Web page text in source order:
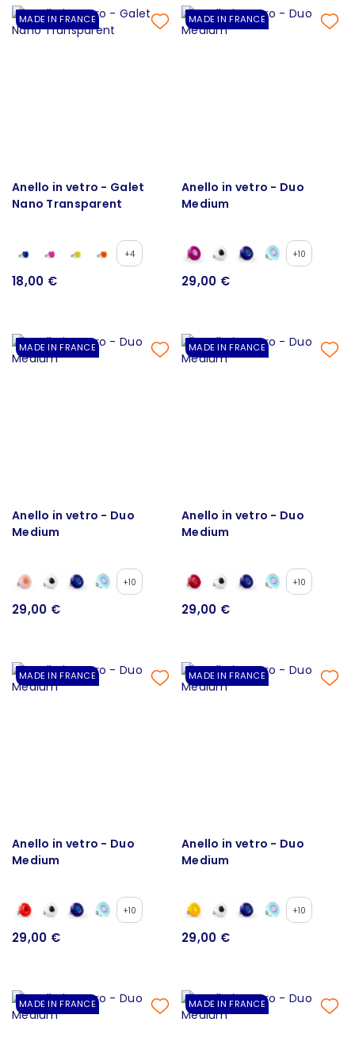
MADE IN FRANCE
Anello in vetro - Galet
Nano Transparent
+4
18,00 €
MADE IN FRANCE
Anello in vetro - Duo
Medium
+10
29,00 €
MADE IN FRANCE
Anello in vetro - Duo
Medium
+10
29,00 €
MADE IN FRANCE
Anello in vetro - Duo
Medium
+10
29,00 €
MADE IN FRANCE
Anello in vetro - Duo
Medium
+10
29,00 €
MADE IN FRANCE
Anello in vetro - Duo
Medium
+10
29,00 €
MADE IN FRANCE MADE IN FRANCE